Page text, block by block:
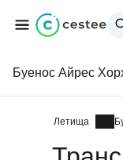
Буенос Айрес
Летища
...